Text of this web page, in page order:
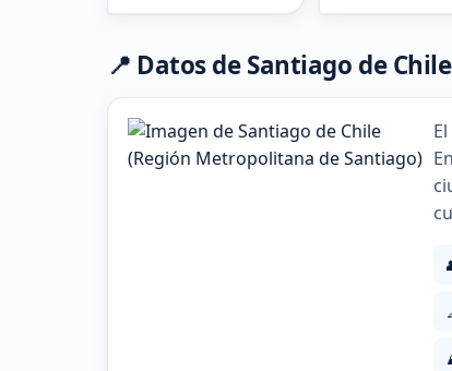
📍 Datos de Santiago de Chile